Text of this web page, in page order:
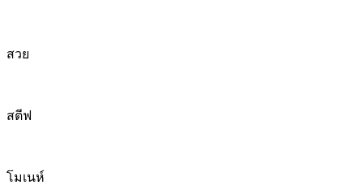
สวย
สตีฟ
โมเนห์